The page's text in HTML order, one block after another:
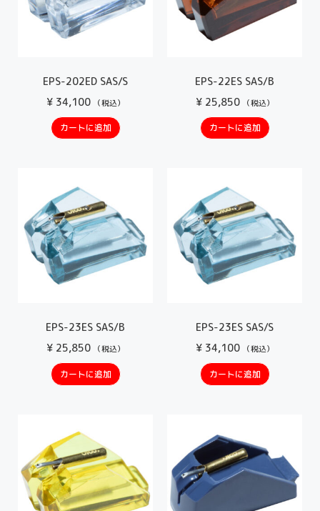
EPS-202ED SAS/S
¥34,100 （税込）
カートに追加
EPS-22ES SAS/B
¥25,850 （税込）
カートに追加
EPS-23ES SAS/B
¥25,850 （税込）
カートに追加
EPS-23ES SAS/S
¥34,100 （税込）
カートに追加